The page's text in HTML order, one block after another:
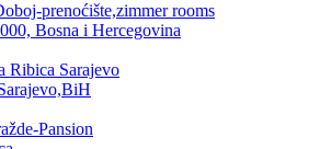
prenoćište,zimmer rooms
Bosna i Hercegovina
Ribica Sarajevo
Pansion